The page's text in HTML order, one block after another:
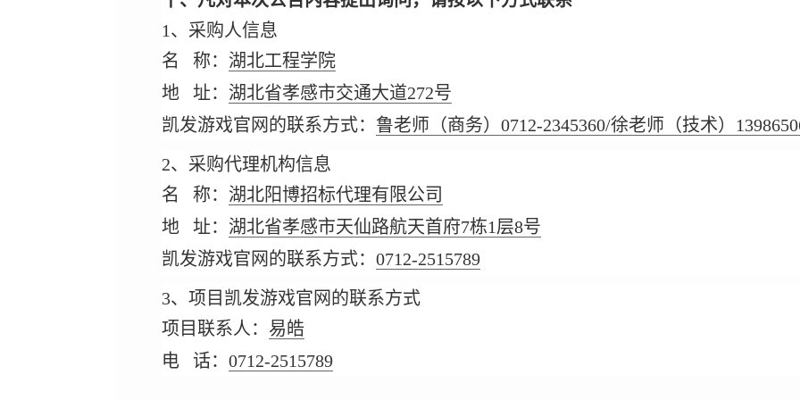
1、采购人信息
名 称： 湖北工程学院
地 址： 湖北省孝感市交通大道272号
凯发游戏官网的联系方式： 鲁老师（商务）0712-2345360/徐老师（技术）
2、采购代理机构信息
名 称： 湖北阳博招标代理有限公司
地 址： 湖北省孝感市天仙路航天首府7栋1层8号
凯发游戏官网的联系方式： 0712-2515789
3、项目凯发游戏官网的联系方式
项目联系人： 易皓
电 话： 0712-2515789